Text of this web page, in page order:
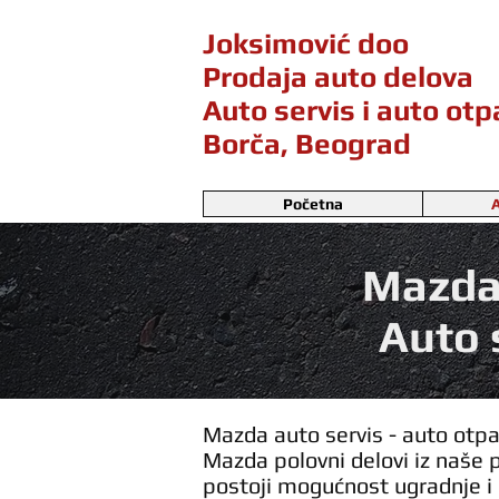
Joksimović doo
Prodaja auto delova
Auto servis i auto
Borča, Beograd
Početna
Auto
Mazda auto servis - auto
Mazda polovni delovi iz naše
postoji mogućnost ugradnje